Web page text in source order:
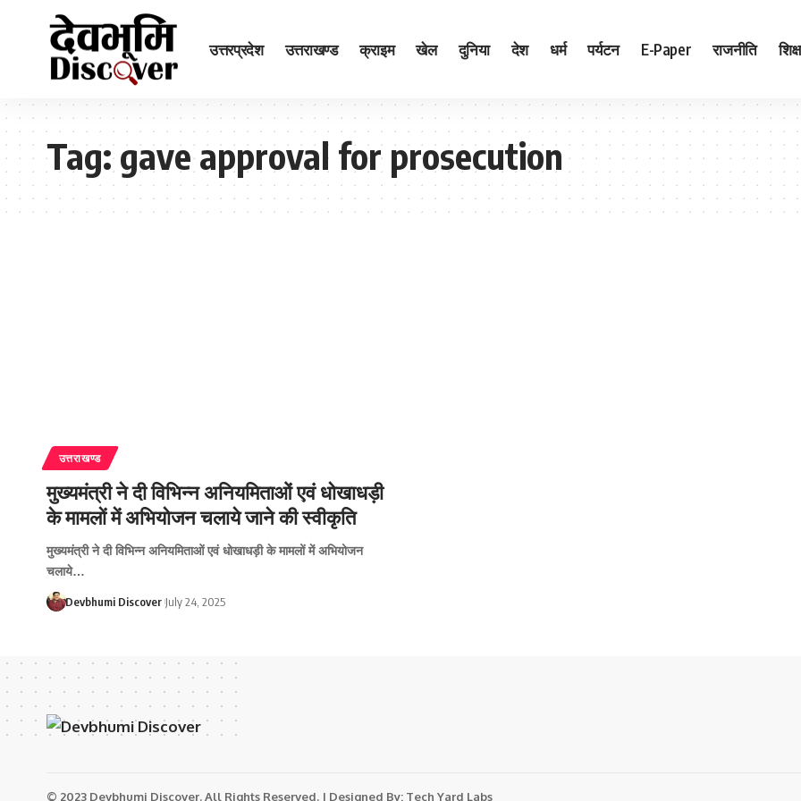
उत्तरप्रदेश उत्तराखण्ड क्राइम खेल दुनिया देश धर्म पर्यटन E-Paper राजनीति
Tag:gave approval for prosecution
उत्तराखण्ड
मुख्यमंत्री ने दी विभिन्न अनियमिताओं एवं धोखाधड़ी
के मामलों में अभियोजन चलाये जाने की स्वीकृति
मुख्यमंत्री ने दी विभिन्न अनियमिताओं एवं धोखाधड़ी के मामलों में अभियोजन
चलाये…
Devbhumi Discover July 24, 2025
© 2023 Devbhumi Discover. All Rights Reserved. | Designed By: Tech Yard Labs